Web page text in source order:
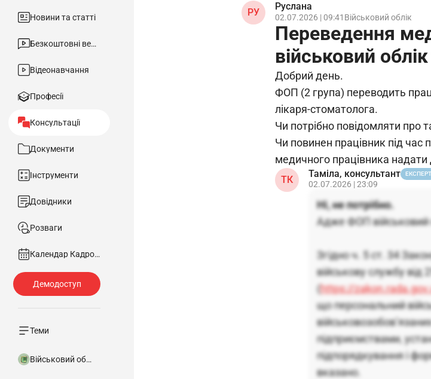
Новини та статті
Безкоштовні вебінари
Відеонавчання
Професії
Консультації
Документи
Інструменти
Довідники
Розваги
Календар Кадровика
Теми
Військовий облік
РУ
Руслана
02.07.2026 | 09:41 Військовий облік
Переведення
військовий
Добрий день.
ФОП (2 група) переводить
лікаря-стоматолога.
Чи потрібно повідомляти про
Чи повинен працівник під
медичного працівника надати
ТК
Таміла, консультант ЕКСПЕРТ
02.07.2026 | 23:09
Ні, не потрібно.
Адже ФОП військовий
Згідно ч. 5 ст. 34
військову службу від
(https://
що персональний
підприємствами,
підпорядкування і
вказано.